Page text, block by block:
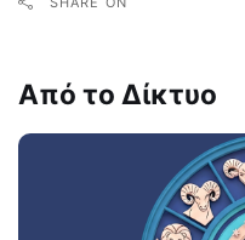
Από το Δίκτυο